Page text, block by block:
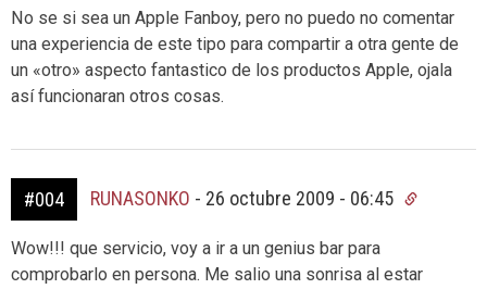
No se si sea un Apple Fanboy, pero no puedo no comentar
una experiencia de este tipo para compartir a otra gente de
un «otro» aspecto fantastico de los productos Apple, ojala
así funcionaran otros cosas.
#004 RUNASONKO - 26 octubre 2009 - 06:45
Wow!!! que servicio, voy a ir a un genius bar para
comprobarlo en persona. Me salio una sonrisa al estar